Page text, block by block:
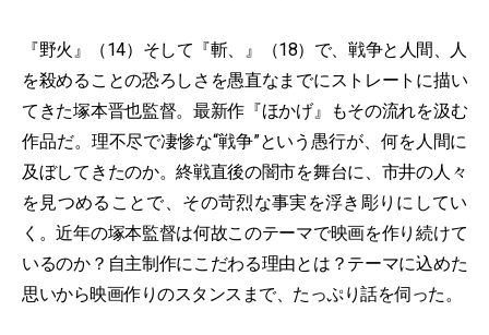
『野火』（14）そして『斬、』（18）で、戦争と人間、人
を殺めることの恐ろしさを愚直なまでにストレートに描い
てきた塚本晋也監督。最新作『ほかげ』もその流れを汲む
作品だ。理不尽で凄惨な“戦争”という愚行が、何を人間に
及ぼしてきたのか。終戦直後の闇市を舞台に、市井の人々
を見つめることで、その苛烈な事実を浮き彫りにしてい
く。近年の塚本監督は何故このテーマで映画を作り続けて
いるのか？自主制作にこだわる理由とは？テーマに込めた
思いから映画作りのスタンスまで、たっぷり話を伺った。